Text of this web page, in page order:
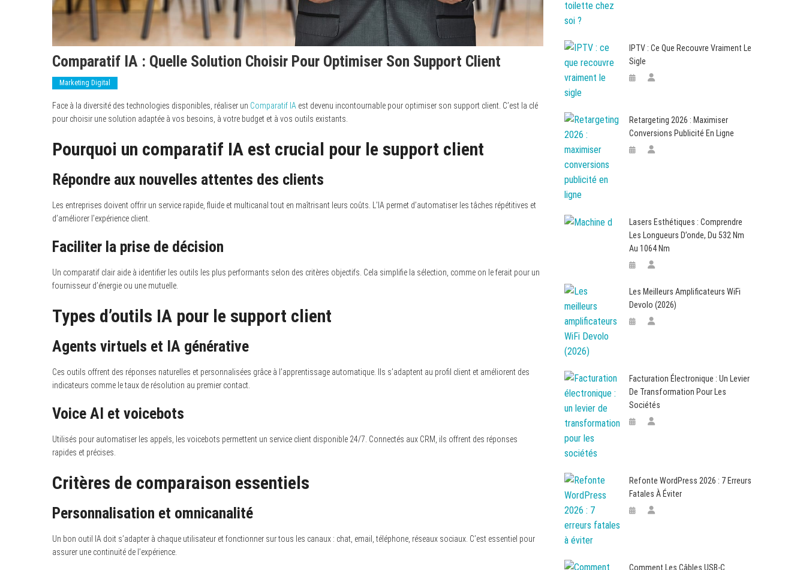
Comparatif IA : Quelle Solution Choisir Pour Optimiser Son Support Client
Marketing Digital
Face à la diversité des technologies disponibles, réaliser un Comparatif IA est devenu incontournable pour optimiser son support client. C’est la clé
pour choisir une solution adaptée à vos besoins, à votre budget et à vos outils existants.
Pourquoi un comparatif IA est crucial pour le support client
Répondre aux nouvelles attentes des clients
Les entreprises doivent offrir un service rapide, fluide et multicanal tout en maîtrisant leurs coûts. L’IA permet d’automatiser les tâches répétitives et
d’améliorer l’expérience client.
Faciliter la prise de décision
Un comparatif clair aide à identifier les outils les plus performants selon des critères objectifs. Cela simplifie la sélection, comme on le ferait pour un
fournisseur d’énergie ou une mutuelle.
Types d’outils IA pour le support client
Agents virtuels et IA générative
Ces outils offrent des réponses naturelles et personnalisées grâce à l’apprentissage automatique. Ils s’adaptent au profil client et améliorent des
indicateurs comme le taux de résolution au premier contact.
Voice AI et voicebots
Utilisés pour automatiser les appels, les voicebots permettent un service client disponible 24/7. Connectés aux CRM, ils offrent des réponses
rapides et précises.
Critères de comparaison essentiels
Personnalisation et omnicanalité
Un bon outil IA doit s’adapter à chaque utilisateur et fonctionner sur tous les canaux : chat, email, téléphone, réseaux sociaux. C’est essentiel pour
assurer une continuité de l’expérience.
IPTV : Ce Que Recouvre Vraiment Le
Sigle
Retargeting 2026 : Maximiser
Conversions Publicité En Ligne
Lasers Esthétiques : Comprendre
Les Longueurs D’onde, Du 532 Nm
Au 1064 Nm
Les Meilleurs Amplificateurs WiFi
Devolo (2026)
Facturation Électronique : Un Levier
De Transformation Pour Les
Sociétés
Refonte WordPress 2026 : 7 Erreurs
Fatales À Éviter
Comment Les Câbles USB-C